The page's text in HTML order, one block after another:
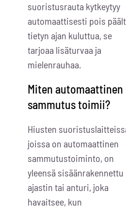
suoristusrauta kytkeytyy
automaattisesti pois
tietyn ajan kuluttua, se
tarjoaa lisäturvaa ja
mielenrauhaa.
Miten automaattinen
sammutus toimii?
Hiusten
joissa on automaattinen
sammutustoiminto, on
yleensä sisäänrakennettu
ajastin tai anturi, joka
havaitsee, kun